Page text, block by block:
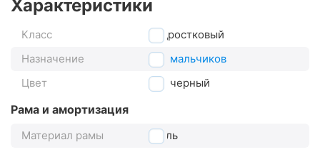
Характеристики
Класс
подростковый
Назначение
для мальчиков
Цвет
черный
Рама и амортизация
Материал рамы
сталь